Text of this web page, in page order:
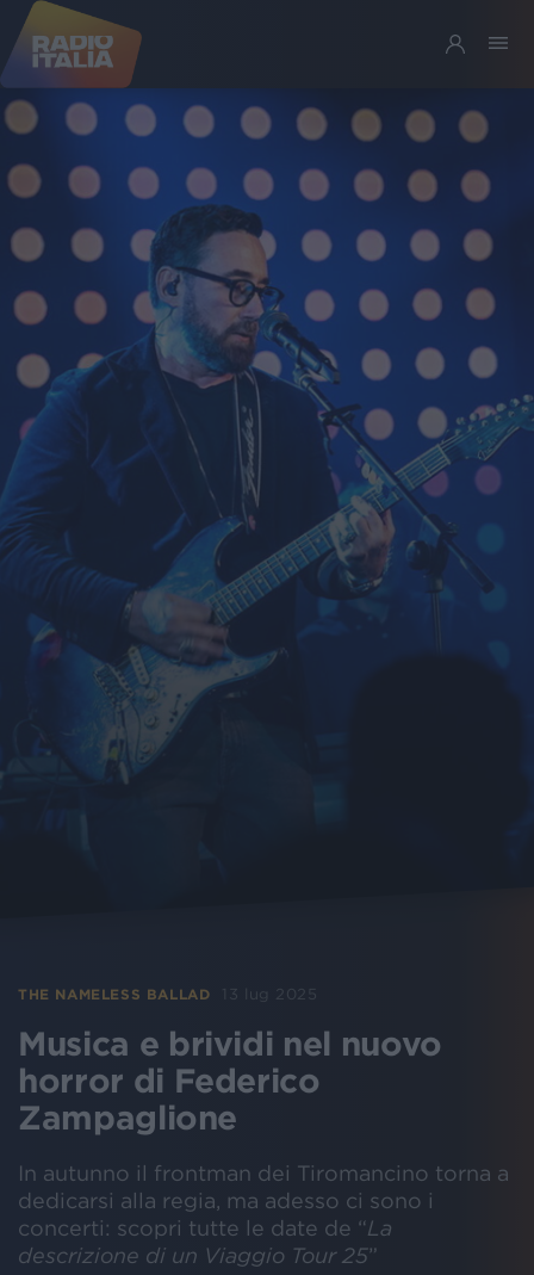
THE NAMELESS BALLAD 13 lug 2025
Musica e brividi nel nuovo
horror di Federico
Zampaglione
In autunno il frontman dei Tiromancino torna a
dedicarsi alla regia, ma adesso ci sono i
concerti: scopri tutte le date de “La
descrizione di un Viaggio Tour 25”